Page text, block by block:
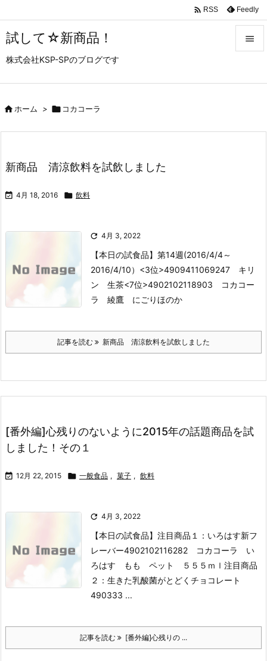
試して☆新商品！
株式会社KSP-SPのブログです

 RSS Feedly
ホーム >  コカコーラ
新商品 清涼飲料を試飲しました
 4月 18, 2016  飲料
 4月 3, 2022
【本日の試食品】第14週(2016/4/4～
2016/4/10） <3位>4909411069247 キリ
ン 生茶<7位>4902102118903 コカコー
ラ 綾鷹 にごりほのか
記事を読む 新商品 清涼飲料を試飲しました
[番外編]心残りのないように2015年の話題商品を試
しました！その１
 12月 22, 2015  一般食品 , 菓子 , 飲料
 4月 3, 2022
【本日の試食品】 注目商品１：いろはす新フ
レーバー4902102116282 コカコーラ い
ろはす もも ペット ５５５ｍｌ 注目商品
２：生きた乳酸菌がとどくチョコレート
490333 ...
記事を読む [番外編]心残りの ...